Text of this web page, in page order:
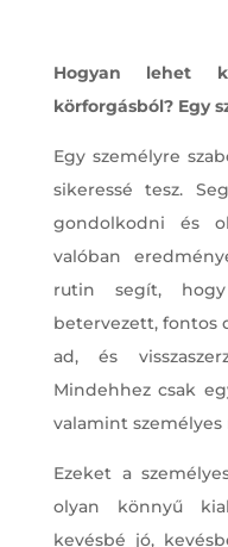
Hogyan lehet
körforgásból? Egy
Egy személyre
sikeressé tesz.
gondolkodni és
valóban
rutin segít,
betervezett, fontos
ad, és
Mindehhez csak
valamint
Ezeket a
olyan könnyű
kevésbé jó,